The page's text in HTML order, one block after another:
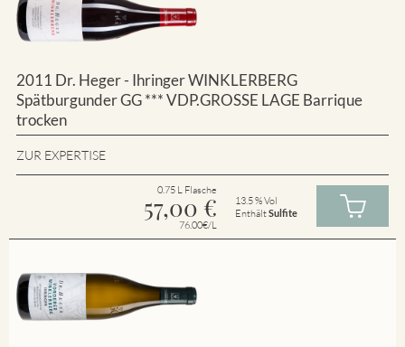
2011 Dr. Heger - Ihringer WINKLERBERG
Spätburgunder GG *** VDP.GROSSE LAGE Barrique
trocken
ZUR EXPERTISE
0.75 L Flasche
57,00 €
76.00€/L
13.5 % Vol
EnthältSulfite